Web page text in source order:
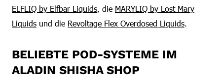
ELFLIQ by Elfbar Liquids, die MARYLIQ by Lost Mary
Liquids und die Revoltage Flex Overdosed Liquids.
BELIEBTE POD-SYSTEME IM
ALADIN SHISHA SHOP